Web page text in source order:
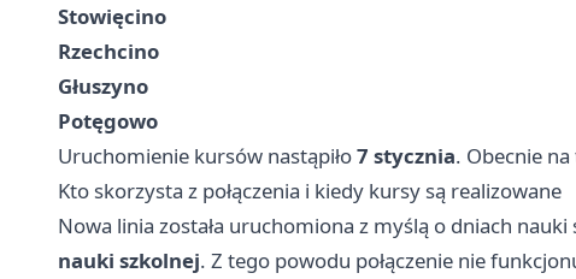
Stowięcino
Rzechcino
Głuszyno
Potęgowo
Uruchomienie kursów nastąpiło7 stycznia. Obecnie
Kto skorzysta z połączenia i kiedy kursy są realizowane
Nowa linia została uruchomiona z myślą o dniach
nauki szkolnej. Z tego powodu połączenie nie